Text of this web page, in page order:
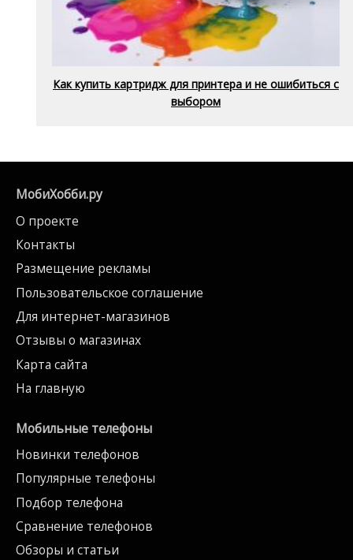
Как купить картридж для принтера и не ошибиться с
выбором
МобиХобби.ру
О проекте
Контакты
Размещение рекламы
Пользовательское соглашение
Для интернет-магазинов
Отзывы о магазинах
Карта сайта
На главную
Мобильные телефоны
Новинки телефонов
Популярные телефоны
Подбор телефона
Сравнение телефонов
Обзоры и статьи